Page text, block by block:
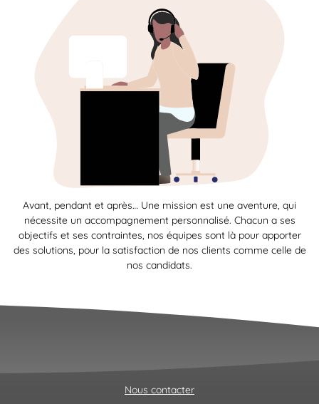
Avant, pendant et après… Une mission est une aventure, qui
nécessite un accompagnement personnalisé. Chacun a ses
objectifs et ses contraintes, nos équipes sont là pour apporter
des solutions, pour la satisfaction de nos clients comme celle de
nos candidats.
Nous contacter